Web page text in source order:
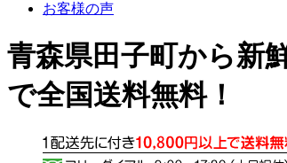
お客様の声
青森県田子町から新
で全国送料無料！